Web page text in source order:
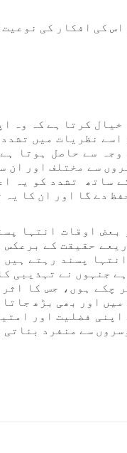
کی افکار کی
کرتا ہے کہ وہ
نظریات میں
سے حاصل ہوتا
سے مختلف اور ان
ساتھ تشدد کو یہ
دے گا اور ان کا
اوقات انتہا
حقیقت کے
پسند رہتے
جنہوں نے تہذیبی
چکے ہوں، جس کا
اور بھی بڑھ
اپنی فضلیت اور
سے منفرد بناتی